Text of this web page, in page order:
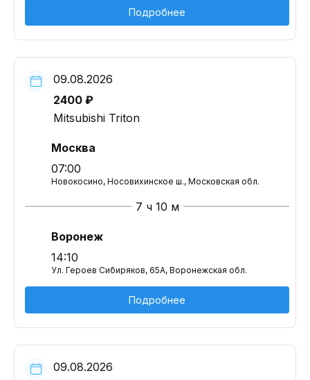
Подробнее
09.08.2026
2400 ₽
Mitsubishi Triton
Москва
07:00
Новокосино, Носовихинское ш., Московская обл.
7 ч 10 м
Воронеж
14:10
Ул. Героев Сибиряков, 65А, Воронежская обл.
Подробнее
09.08.2026